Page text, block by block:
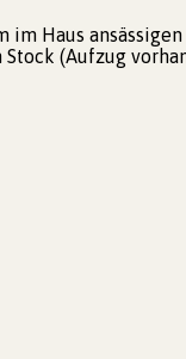
Haus
(Aufzug